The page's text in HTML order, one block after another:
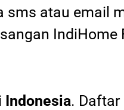
sms atau email
IndiHome
Indonesia.